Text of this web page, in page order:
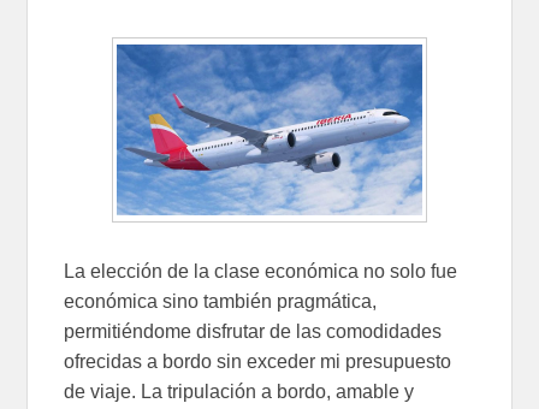
La elección de la clase económica no solo fue
económica sino también pragmática,
permitiéndome disfrutar de las comodidades
ofrecidas a bordo sin exceder mi presupuesto
de viaje. La tripulación a bordo, amable y